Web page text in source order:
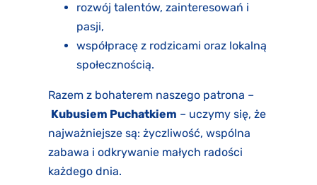
rozwój talentów, zainteresowań i
pasji,
współpracę z rodzicami oraz lokalną
społecznością.
Razem z bohaterem naszego patrona –
Kubusiem Puchatkiem – uczymy się, że
najważniejsze są: życzliwość, wspólna
zabawa i odkrywanie małych radości
każdego dnia.